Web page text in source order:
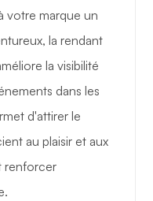
votre marque un
la rendant
la visibilité
dans les
d'attirer le
au plaisir et aux
renforcer